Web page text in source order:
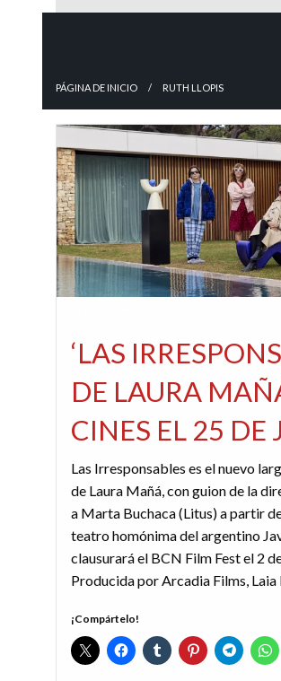
PÁGINA DE INICIO RUTH LLOPIS
‘LAS
DE LAURA
CINES EL 25 DE
Las Irresponsables es el nuevo
de Laura Mañá, con guion de la
a Marta Buchaca (Litus) a partir
teatro homónima del argentino
clausurará el BCN Film Fest el 2
Producida por Arcadia Films,
¡Compártelo!